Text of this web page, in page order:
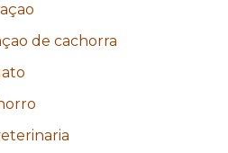
de cachorra